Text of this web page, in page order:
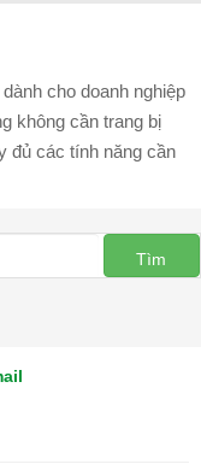
Góc IT
1360
cho doanh nghiệp
không cần trang bị
đủ các tính năng cần